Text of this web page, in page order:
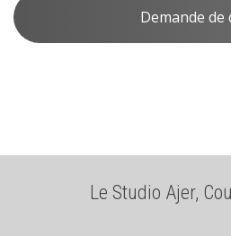
Demande de
Le Studio Ajer,